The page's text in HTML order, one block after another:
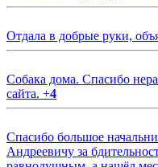
Отдала в добрые руки,
Собака дома. Спасибо
сайта. +4
Спасибо большое
Андреевичу за